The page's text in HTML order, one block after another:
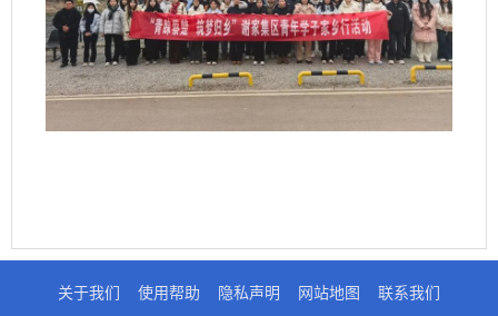
关于我们 使用帮助 隐私声明 网站地图 联系我们